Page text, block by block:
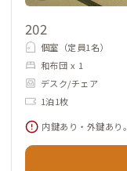
202
個室（定員1名）
和布団 x 1
デスク/チェア
1泊1枚
内鍵あり・外鍵あり。